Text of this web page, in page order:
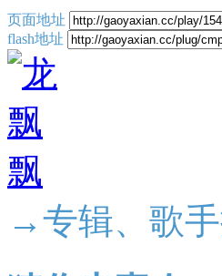
页面地址
flash地址
→专辑、歌